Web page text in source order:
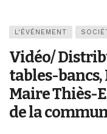
L'ÉVÉNEMENT
Vidéo/
tables-bancs,
Maire Thiès-
de la